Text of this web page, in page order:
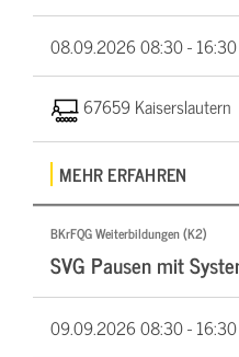
08.09.202608:30 - 16:30
67659 Kaiserslautern
MEHR ERFAHREN
BKrFQG Weiterbildungen (K2)
SVG Pausen mit
09.09.202608:30 - 16:30